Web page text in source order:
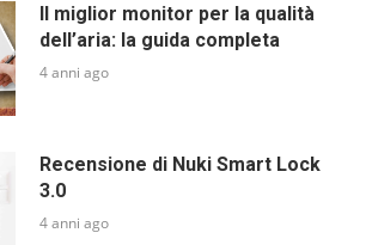
Il miglior monitor per la qualità
dell’aria: la guida completa
4 anni ago
Recensione di Nuki Smart Lock
3.0
4 anni ago